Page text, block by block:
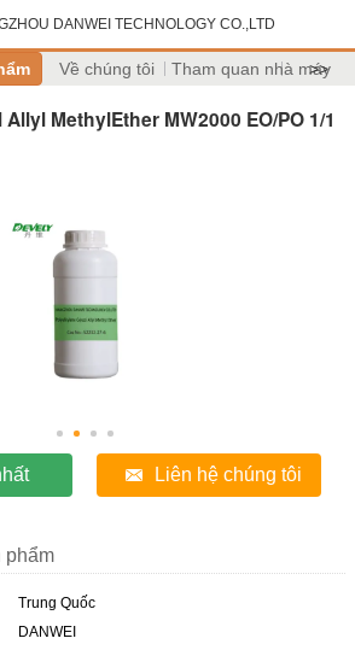
DANWEI TECHNOLOGY CO.,LTD
Về chúng tôi Tham quan nhà máy
>>
MethylEther MW2000 EO/PO 1/1
Liên hệ chúng tôi
phẩm
Trung Quốc
DANWEI